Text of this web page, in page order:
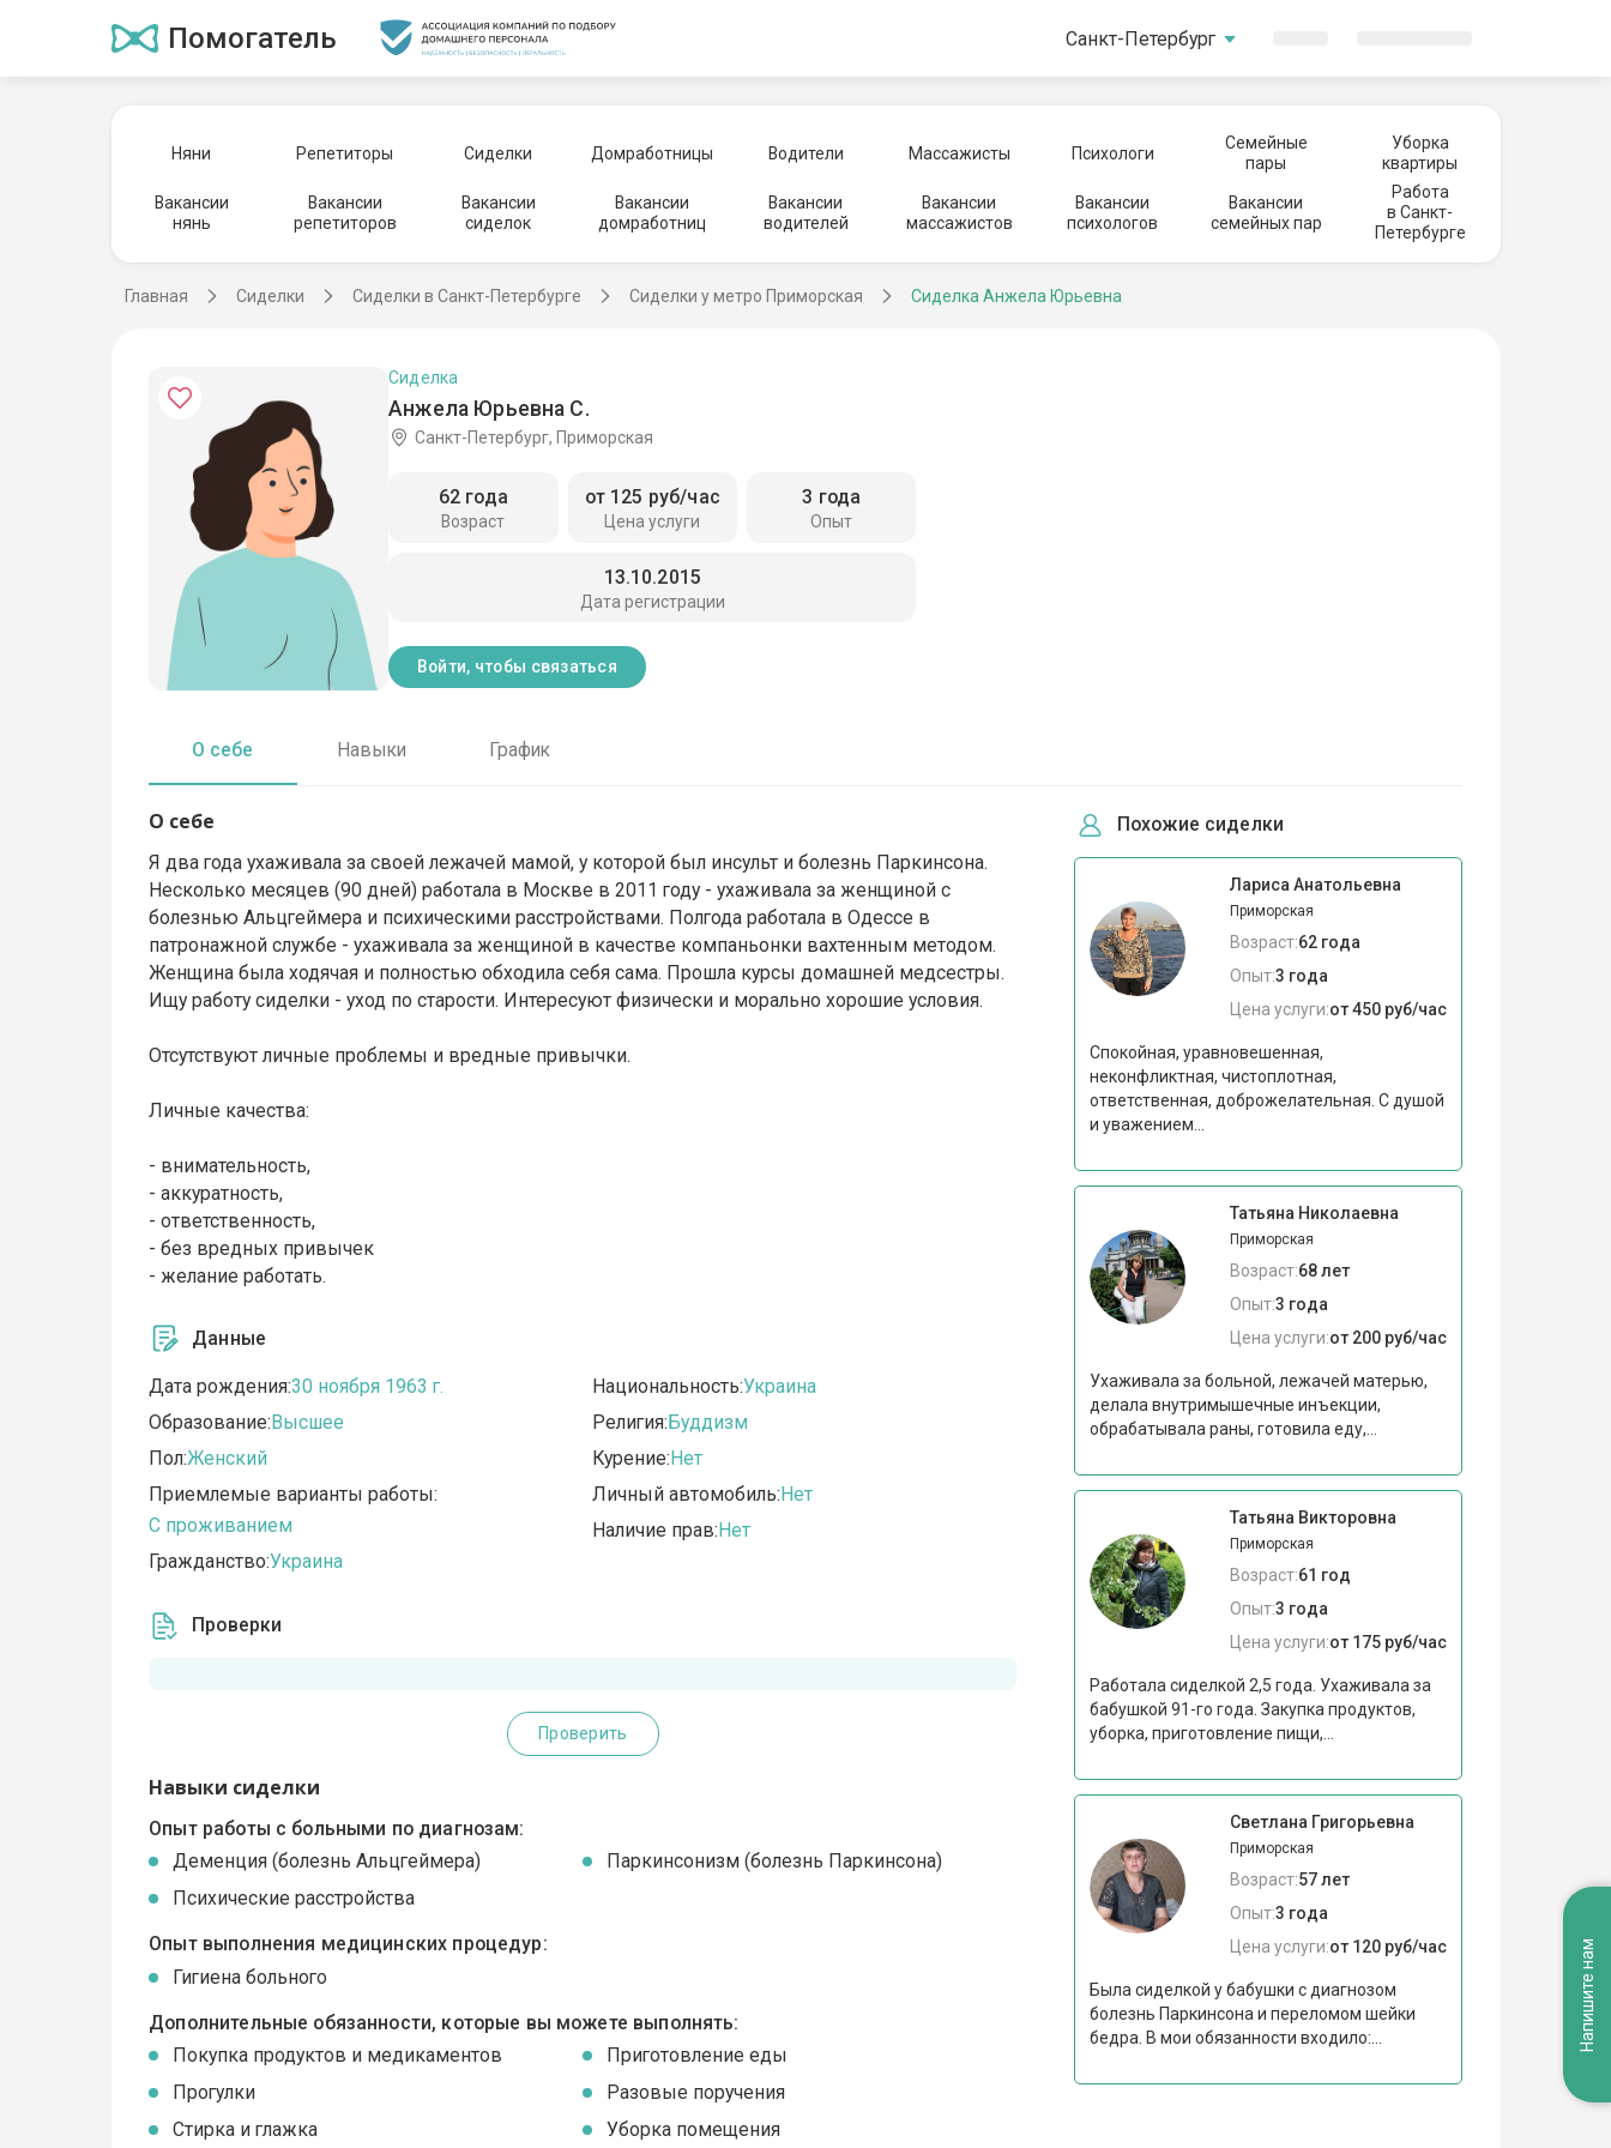
Помогатель Санкт-Петербург
Няни Репетиторы Сиделки Домработницы Водители Массажисты Психологи
Семейные
пары
Уборка
квартиры
Вакансии
нянь
Вакансии
репетиторов
Вакансии
сиделок
Вакансии
домработниц
Вакансии
водителей
Вакансии
массажистов
Вакансии
психологов
Вакансии
семейных пар
Работа
в Санкт-
Петербурге
Главная Сиделки Сиделки в Санкт-Петербурге Сиделки у метро Приморская Сиделка Анжела Юрьевна
Анжела Юрьевна С.
Сиделка
Санкт-Петербург, Приморская
Возраст
62 года
Цена услуги
от 125 руб/час
Опыт
3 года
Дата регистрации
13.10.2015
Войти, чтобы связаться
О себе Навыки График
О себе
Я два года ухаживала за своей лежачей мамой, у которой был инсульт и болезнь Паркинсона.
Несколько месяцев (90 дней) работала в Москве в 2011 году - ухаживала за женщиной с
болезнью Альцгеймера и психическими расстройствами. Полгода работала в Одессе в
патронажной службе - ухаживала за женщиной в качестве компаньонки вахтенным методом.
Женщина была ходячая и полностью обходила себя сама. Прошла курсы домашней медсестры.
Ищу работу сиделки - уход по старости. Интересуют физически и морально хорошие условия.
Отсутствуют личные проблемы и вредные привычки.
Личные качества:
- внимательность,
- аккуратность,
- ответственность,
- без вредных привычек
- желание работать.
Данные
Дата рождения:30 ноября 1963 г.
Образование:Высшее
Пол:Женский
Приемлемые варианты работы:
C проживанием
Гражданство:Украина
Национальность:Украина
Религия:Буддизм
Курение:Нет
Личный автомобиль:Нет
Наличие прав:Нет
Проверки
Проверить
Навыки сиделки
Опыт работы с больными по диагнозам:
Деменция (болезнь Альцгеймера)
Паркинсонизм (болезнь Паркинсона)
Психические расстройства
Опыт выполнения медицинских процедур:
Гигиена больного
Дополнительные обязанности, которые вы можете выполнять:
Покупка продуктов и медикаментов
Приготовление еды
Прогулки
Разовые поручения
Стирка и глажка
Уборка помещения
Похожие сиделки
Лариса Анатольевна
Приморская
Возраст:62 года
Опыт:3 года
Цена услуги:от 450 руб/час
Спокойная, уравновешенная,
неконфликтная, чистоплотная,
ответственная, доброжелательная. С душой
и уважением...
Татьяна Николаевна
Приморская
Возраст:68 лет
Опыт:3 года
Цена услуги:от 200 руб/час
Ухаживала за больной, лежачей матерью,
делала внутримышечные инъекции,
обрабатывала раны, готовила еду,...
Татьяна Викторовна
Приморская
Возраст:61 год
Опыт:3 года
Цена услуги:от 175 руб/час
Работала сиделкой 2,5 года. Ухаживала за
бабушкой 91-го года. Закупка продуктов,
уборка, приготовление пищи,...
Светлана Григорьевна
Приморская
Возраст:57 лет
Опыт:3 года
Цена услуги:от 120 руб/час
Была сиделкой у бабушки с диагнозом
болезнь Паркинсона и переломом шейки
бедра. В мои обязанности входило:...
Напишите нам